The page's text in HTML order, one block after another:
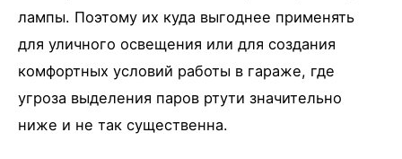
лампы. Поэтому их куда выгоднее применять
для уличного освещения или для создания
комфортных условий работы в гараже, где
угроза выделения паров ртути значительно
ниже и не так существенна.